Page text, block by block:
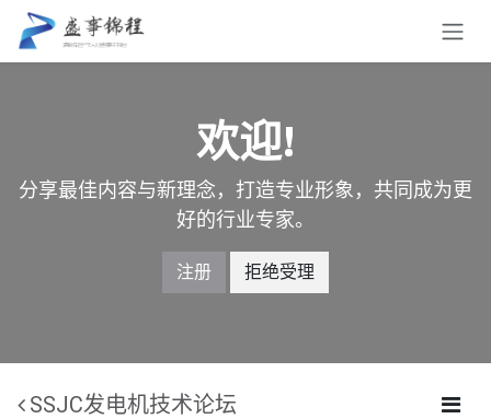
跳至内容
欢迎!
分享最佳内容与新理念，打造专业形象，共同成为更
好的行业专家。
注册 拒绝受理
SSJC发电机技术论坛